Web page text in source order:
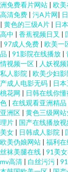
洲免费看片网站 | 欧
高清免费 | 污A片网|
| 黄色的三级A片 | 日
高中 | 香蕉视频日叉 |
| 97成人免费 | 欧美一
品 | 91影院在线播放 |
情视频一区 | 人妖视
私人影院 | 欧美少妇影
产成人电影无码 | 日
桃花网 | 日韩在线你
色 | 在线观看亚洲精品
亚洲区 | 黄色三级网
理片 | 国产在线播放视
美女 | 日韩成人影院 |
欧美伪娘网站 | 福利在
丝袜美腿在线 | 91美
mv高清 | 白丝污污 |